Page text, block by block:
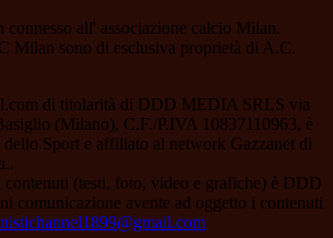
all' associazione calcio Milan.
Milan sono di esclusiva proprietà di A.C.
di titolarità di DDD MEDIA SRLS via
(Milano), C.F./P.IVA 10837110963, è
dello Sport e affiliato al network Gazzanet di
contenuti (testi, foto, video e grafiche) è DDD
comunicazione avente ad oggetto i contenuti